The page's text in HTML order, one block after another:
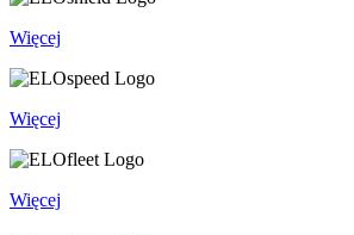
Więcej
Więcej
Więcej